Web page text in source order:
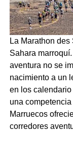
La Marathon
Sahara
aventura no se
nacimiento a un
en los
una
Marruecos
corredores